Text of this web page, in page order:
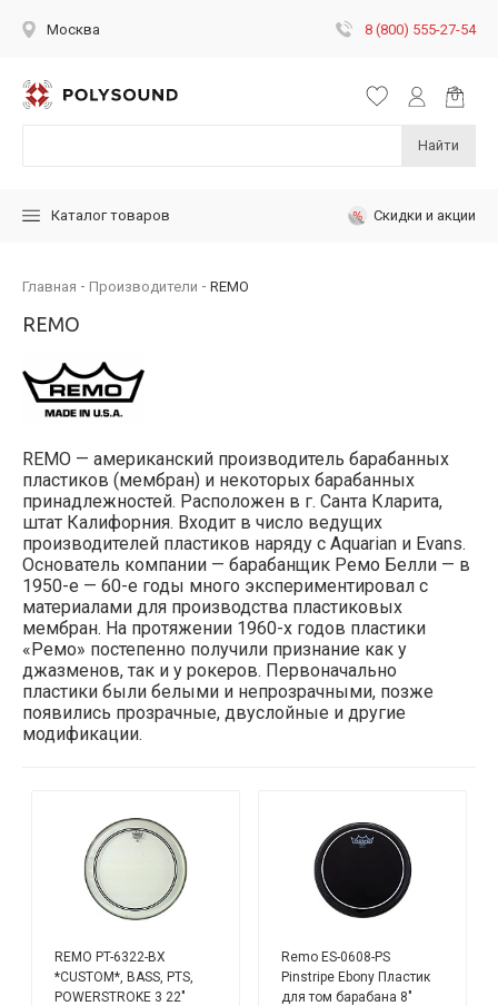
Москва 8 (800) 555-27-54
Найти
Каталог товаров Скидки и акции
Главная Производители REMO
REMO
REMO — американский производитель барабанных
пластиков (мембран) и некоторых барабанных
принадлежностей. Расположен в г. Санта Кларита,
штат Калифорния. Входит в число ведущих
производителей пластиков наряду с Aquarian и Evans.
Основатель компании — барабанщик Ремо Белли — в
1950-е — 60-е годы много экспериментировал с
материалами для производства пластиковых
мембран. На протяжении 1960-х годов пластики
«Ремо» постепенно получили признание как у
джазменов, так и у рокеров. Первоначально
пластики были белыми и непрозрачными, позже
появились прозрачные, двуслойные и другие
модификации.
REMO PT-6322-BX
*CUSTOM*, BASS, PTS,
POWERSTROKE 3 22"
Remo ES-0608-PS
Pinstripe Ebony Пластик
для том барабана 8"